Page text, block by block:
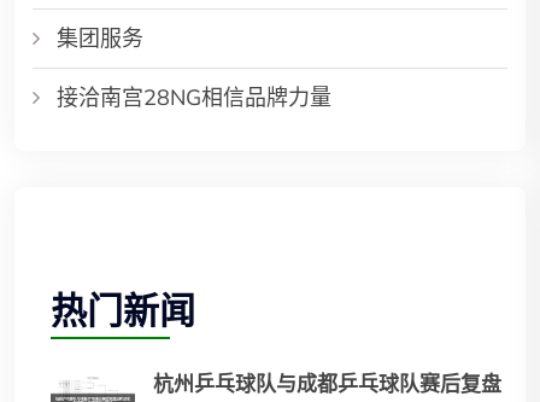
集团服务
接洽南宫28NG相信品牌力量
热门新闻
杭州乒乓球队与成都乒乓球队赛后复盘